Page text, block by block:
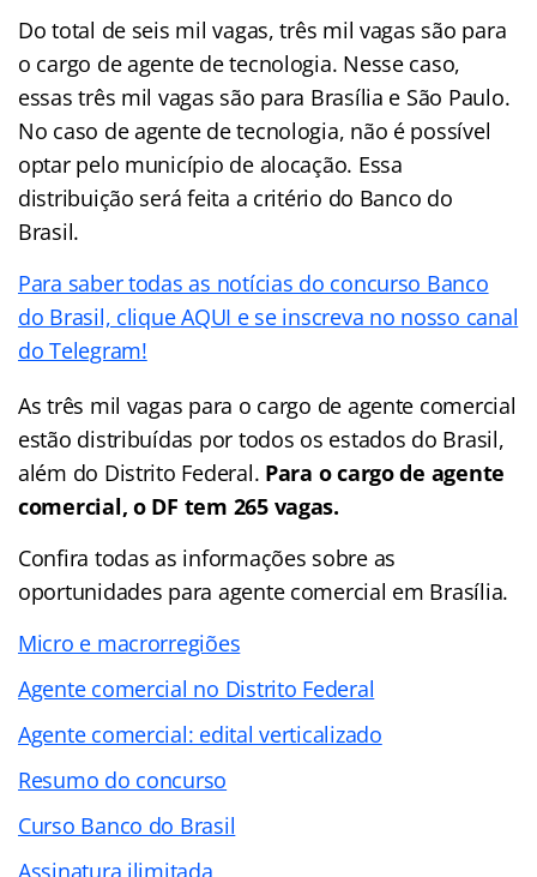
Do total de seis mil vagas, três mil vagas são para
o cargo de agente de tecnologia. Nesse caso,
essas três mil vagas são para Brasília e São Paulo.
No caso de agente de tecnologia, não é possível
optar pelo município de alocação. Essa
distribuição será feita a critério do Banco do
Brasil.
Para saber todas as notícias do concurso Banco
do Brasil, clique AQUI e se inscreva no nosso canal
do Telegram!
As três mil vagas para o cargo de agente comercial
estão distribuídas por todos os estados do Brasil,
além do Distrito Federal. Para o cargo de agente
comercial, o DF tem 265 vagas.
Confira todas as informações sobre as
oportunidades para agente comercial em Brasília.
Micro e macrorregiões
Agente comercial no Distrito Federal
Agente comercial: edital verticalizado
Resumo do concurso
Curso Banco do Brasil
Assinatura ilimitada